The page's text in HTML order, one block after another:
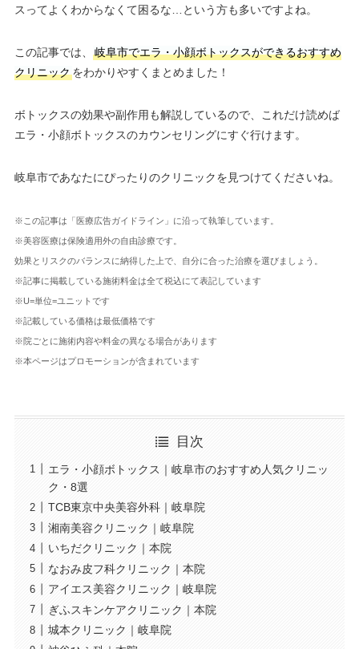
スってよくわからなくて困るな…という方も多いですよね。
この記事では、
岐阜市でエラ・小顔ボトックスができるおすすめ
クリニックをわかりやすくまとめました！
ボトックスの効果や副作用も解説しているので、これだけ読めば
エラ・小顔ボトックスのカウンセリングにすぐ行けます。
岐阜市であなたにぴったりのクリニックを見つけてくださいね。
※この記事は「医療広告ガイドライン」に沿って執筆しています。
※美容医療は保険適用外の自由診療です。
効果とリスクのバランスに納得した上で、自分に合った治療を選びましょう。
※記事に掲載している施術料金は全て税込にて表記しています
※U=単位=ユニットです
※記載している価格は最低価格です
※院ごとに施術内容や料金の異なる場合があります
※本ページはプロモーションが含まれています
目次
エラ・小顔ボトックス｜岐阜市のおすすめ人気クリニッ
ク・8選
TCB東京中央美容外科｜岐阜院
湘南美容クリニック｜岐阜院
いちだクリニック｜本院
なおみ皮フ科クリニック｜本院
アイエス美容クリニック｜岐阜院
ぎふスキンケアクリニック｜本院
城本クリニック｜岐阜院